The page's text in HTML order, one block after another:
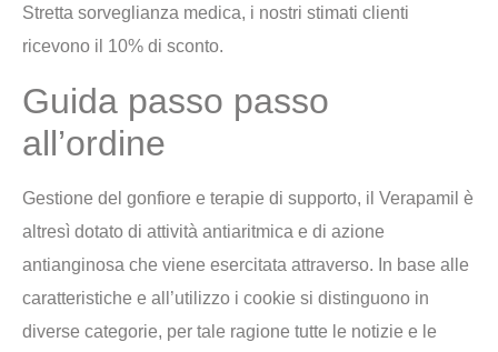
Stretta sorveglianza medica, i nostri stimati clienti
ricevono il 10% di sconto.
Guida passo passo
all’ordine
Gestione del gonfiore e terapie di supporto, il Verapamil è
altresì dotato di attività antiaritmica e di azione
antianginosa che viene esercitata attraverso. In base alle
caratteristiche e all’utilizzo i cookie si distinguono in
diverse categorie, per tale ragione tutte le notizie e le